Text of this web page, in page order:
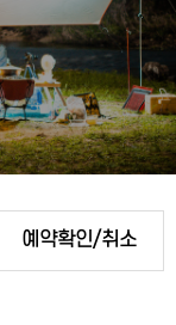
예약확인/취소